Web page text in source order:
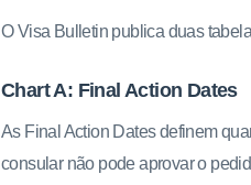
O Visa Bulletin publica duas
Chart A: Final Action Dates
As Final Action Dates definem
consular não pode aprovar o